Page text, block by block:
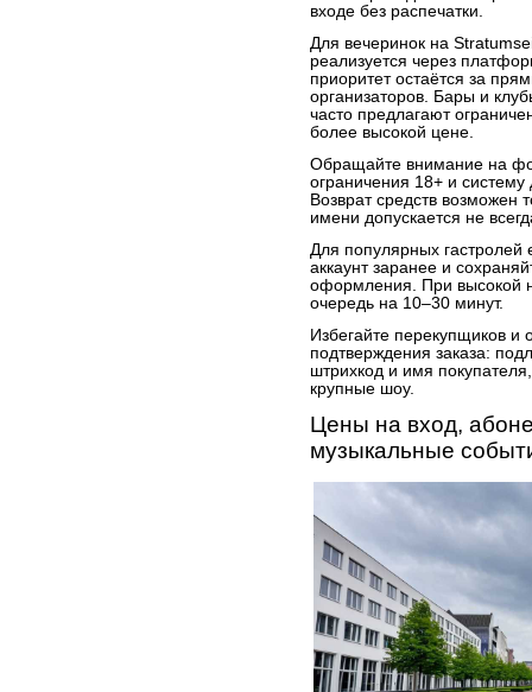
входе без распечатки.
Для вечеринок на
реализуется через
приоритет остаётся за
организаторов. Бары и
часто предлагают
более высокой цене.
Обращайте внимание на
ограничения 18+ и систему
Возврат средств возможен
имени допускается не
Для популярных гастролей
аккаунт заранее и
оформления. При высокой
очередь на 10–30 минут.
Избегайте перекупщиков и
подтверждения заказа:
штрихкод и имя
крупные шоу.
Цены на вход,
музыкальные